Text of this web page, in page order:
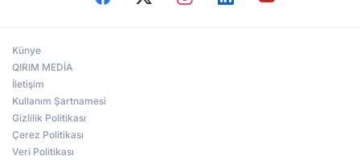
Künye
QIRIM MEDİA
İletişim
Kullanım Şartnamesi
Gizlilik Politikası
Çerez Politikası
Veri Politikası